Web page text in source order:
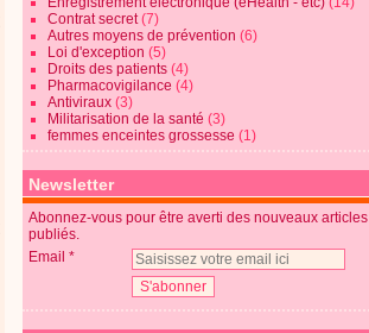
Contrat secret(7)
Autres moyens de prévention (6)
Loi d'exception (5)
Droits des patients (4)
Pharmacovigilance (4)
Antiviraux (3)
Militarisation de la santé (3)
femmes enceintes grossesse (1)
Newsletter
Abonnez-vous pour être averti des nouveaux articles
publiés.
Email